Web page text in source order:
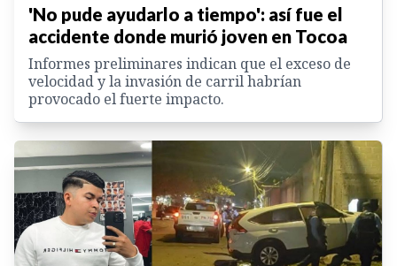
'No pude ayudarlo a tiempo': así fue el
accidente donde murió joven en Tocoa
Informes preliminares indican que el exceso de
velocidad y la invasión de carril habrían
provocado el fuerte impacto.